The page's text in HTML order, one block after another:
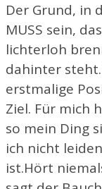
Der Grund, in
MUSS sein,
lichterloh
dahinter
erstmalige
Ziel. Für mich
so mein Ding
ich nicht
ist.Hört